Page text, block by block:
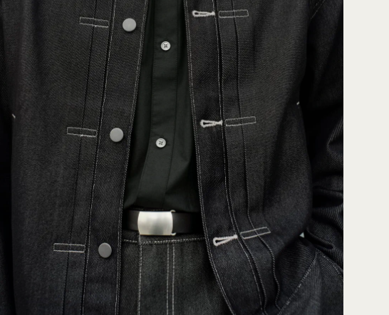
模特兒身高：185cm／襯衫XL號、長褲XL號、運動鞋28.0cm
模特兒身高：175cm／襯衫L號、長褲70腰圍、運動鞋25.0cm